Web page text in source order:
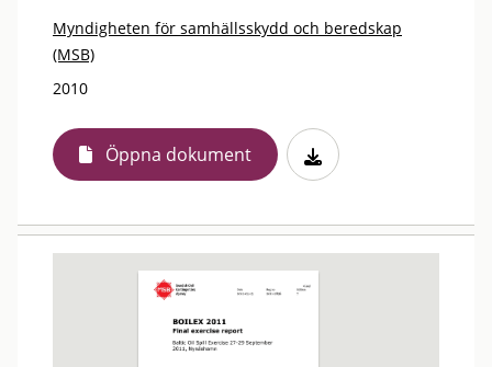
Myndigheten för samhällsskydd och beredskap
(MSB)
2010
Öppna dokument